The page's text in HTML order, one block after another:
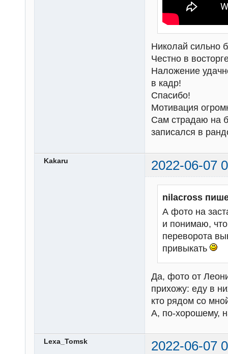
Николай сильно
Честно в
Наложение
в кадр!
Спасибо!
Мотивация
Сам страдаю на
записался в
Kakaru 2022-06-07
nilacross
А фото на
и понимаю,
переворота
привыкать
Да, фото от
прихожу: еду в
кто рядом со
А, по-хорошему,
Lexa_Tomsk 2022-06-07